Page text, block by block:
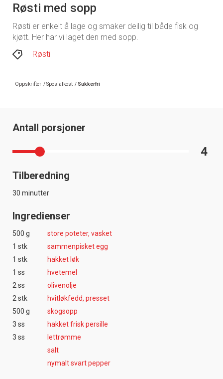
Røsti med sopp
Røsti er enkelt å lage og smaker deilig til både fisk og
kjøtt. Her har vi laget den med sopp.
Røsti
Oppskrifter /Spesialkost / Sukkerfri
Antall porsjoner
4
Tilberedning
30 minutter
Ingredienser
500 g
store poteter, vasket
1 stk
sammenpisket egg
1 stk
hakket løk
1 ss
hvetemel
2 ss
olivenolje
2 stk
hvitløkfedd, presset
500 g
skogsopp
3 ss
hakket frisk persille
3 ss
lettrømme
salt
nymalt svart pepper